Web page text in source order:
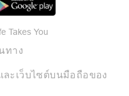
Takes You
ทาง
ละเว็บไซต์บนมือถือของ